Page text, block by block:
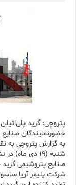
حضورنمایندگان
به گزارش پتروچی به
شنبه (19 دی
صنایع پتروشیمی گرید جدید 1969را
شرکت پلیمر آریا